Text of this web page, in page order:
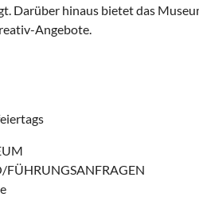
Darüber hinaus bietet das
Angebote.
FÜHRUNGSANFRAGEN